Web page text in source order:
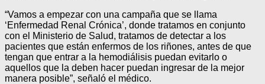
“Vamos a empezar con una campaña que se llama
‘Enfermedad Renal Crónica’, donde tratamos en conjunto
con el Ministerio de Salud, tratamos de detectar a los
pacientes que están enfermos de los riñones, antes de que
tengan que entrar a la hemodiálisis puedan evitarlo o
aquellos que la deben hacer puedan ingresar de la mejor
manera posible”, señaló el médico.